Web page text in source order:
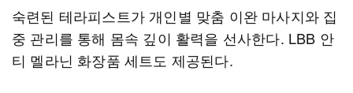
숙련된 테라피스트가 개인별 맞춤 이완 마사지와 집
중 관리를 통해 몸속 깊이 활력을 선사한다. LBB 안
티 멜라닌 화장품 세트도 제공된다.